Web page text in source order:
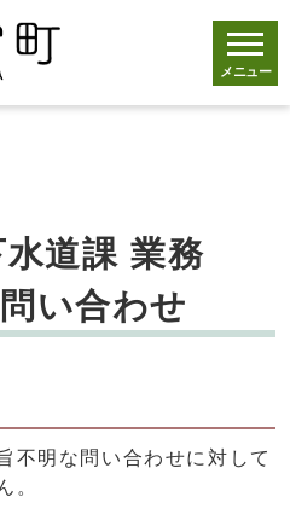
メニュー
水道課 業務
い合わせ
不明な問い合わせに対して
。